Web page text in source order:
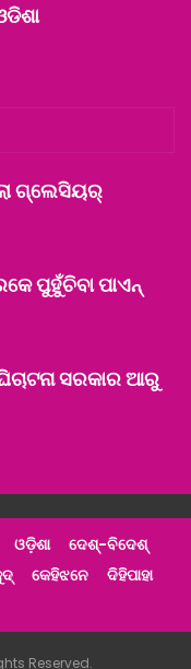
ଗ୍ଲେସିୟର୍
ପୁହୁଁଚିବା ପାଏନ୍‌
ସରକାର ଆରୁ
ଓଡ଼ିଶା
ଦେଶ୍‌-ବିଦେଶ୍‌
କେହିଝନେ
ଦିହିପାହା
Reserved.